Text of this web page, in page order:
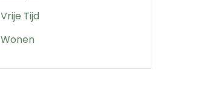
Vrije Tijd
Wonen